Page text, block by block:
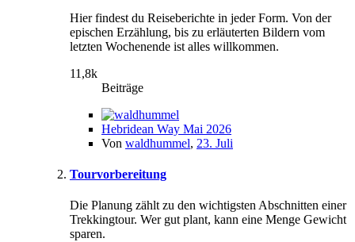
Hier findest du Reiseberichte in jeder Form. Von der
epischen Erzählung, bis zu erläuterten Bildern vom
letzten Wochenende ist alles willkommen.
11,8k
Beiträge
Hebridean Way Mai 2026
Von waldhummel, 23. Juli
Tourvorbereitung
Die Planung zählt zu den wichtigsten Abschnitten einer
Trekkingtour. Wer gut plant, kann eine Menge Gewicht
sparen.